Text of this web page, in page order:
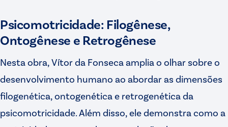
Psicomotricidade: Filogênese,
Ontogênese e Retrogênese
Nesta obra, Vítor da Fonseca amplia o olhar sobre o
desenvolvimento humano ao abordar as dimensões
filogenética, ontogenética e retrogenética da
psicomotricidade. Além disso, ele demonstra como a